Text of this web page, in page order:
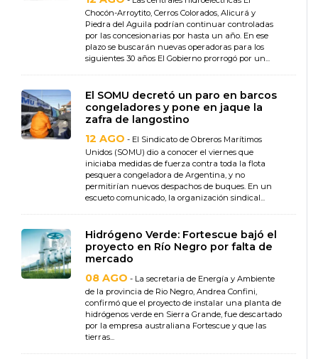
Chocón-Arroytito, Cerros Colorados, Alicurá y
Piedra del Aguila podrían continuar controladas
por las concesionarias por hasta un año. En ese
plazo se buscarán nuevas operadoras para los
siguientes 30 años El Gobierno prorrogó por un...
El SOMU decretó un paro en barcos
congeladores y pone en jaque la
zafra de langostino
12 AGO - El Sindicato de Obreros Marítimos
Unidos (SOMU) dio a conocer el viernes que
iniciaba medidas de fuerza contra toda la flota
pesquera congeladora de Argentina, y no
permitirían nuevos despachos de buques. En un
escueto comunicado, la organización sindical...
Hidrógeno Verde: Fortescue bajó el
proyecto en Río Negro por falta de
mercado
08 AGO - La secretaria de Energía y Ambiente
de la provincia de Rio Negro, Andrea Confini,
confirmó que el proyecto de instalar una planta de
hidrógenos verde en Sierra Grande, fue descartado
por la empresa australiana Fortescue y que las
tierras...